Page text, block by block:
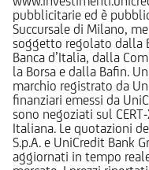
pubblicitarie ed è
Succursale di Milano,
soggetto regolato dalla
Banca d’Italia, dalla
la Borsa e dalla Bafin.
marchio registrato da
finanziari emessi da
sono negoziati sul
Italiana. Le quotazioni
S.p.A. e UniCredit Bank
aggiornati in tempo